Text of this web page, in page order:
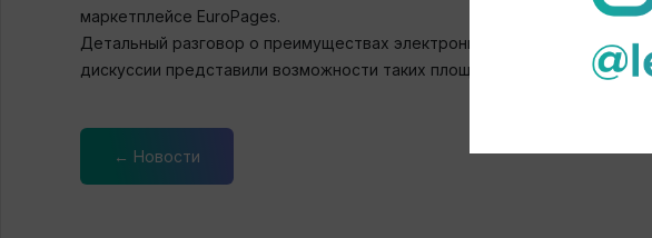
маркетплейсе EuroPages.⠀
Детальный разговор о преимуществах электронных международных
дискуссии представили возможности таких площадок, как Alibaba, Ebay,
← Новости